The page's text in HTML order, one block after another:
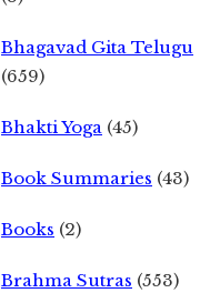
Bhagavad Gita Telugu
(659)
Bhakti Yoga (45)
Book Summaries (43)
Books (2)
Brahma Sutras (553)